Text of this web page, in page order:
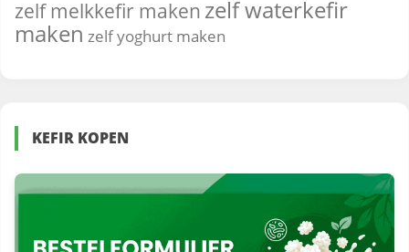
zelf melkkefir maken zelf waterkefir
maken zelf yoghurt maken
KEFIR KOPEN